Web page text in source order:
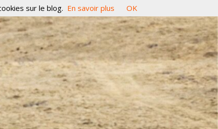
sur le blog. En savoir plus OK